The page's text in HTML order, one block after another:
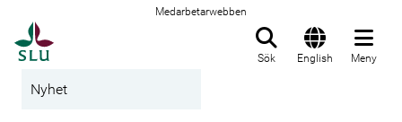
Medarbetarwebben
Sök English Meny
Nyhet